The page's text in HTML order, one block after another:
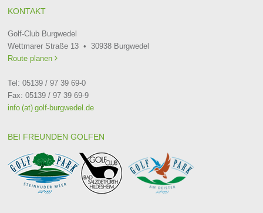
KONTAKT
Golf-Club Burgwedel
Wettmarer Straße 13 • 30938 Burgwedel
Route planen
Tel: 05139 / 97 39 69-0
Fax: 05139 / 97 39 69-9
info (at) golf-burgwedel.de
BEI FREUNDEN GOLFEN